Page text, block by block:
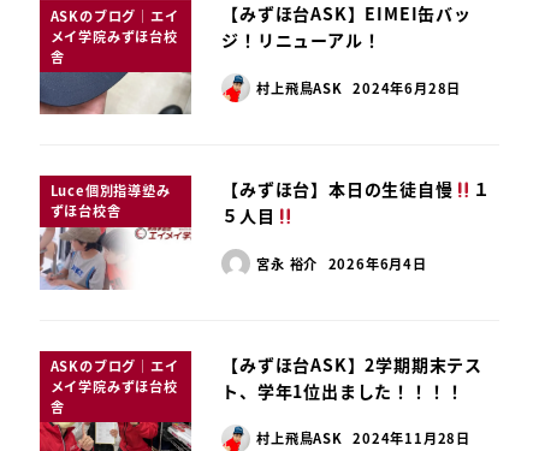
ASKのブログ｜エイ
メイ学院みずほ台校
舎
【みずほ台ASK】EIMEI缶バッ
ジ！リニューアル！
村上飛鳥ASK 2024年6月28日
Luce個別指導塾み
ずほ台校舎
【みずほ台】本日の生徒自慢
１
５人目
宮永 裕介 2026年6月4日
ASKのブログ｜エイ
メイ学院みずほ台校
舎
【みずほ台ASK】2学期期末テス
ト、学年1位出ました！！！！
村上飛鳥ASK 2024年11月28日